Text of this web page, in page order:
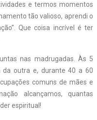
e termos momentos
tão valioso, aprendi o
Que coisa incrível é ter
nas madrugadas. Às 5
da outra e, durante 40 a 60
comuns de mães e
alcançamos, quantas
espiritual!